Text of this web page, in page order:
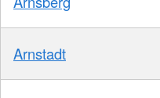
Arnstadt